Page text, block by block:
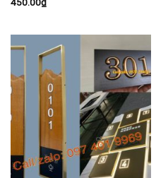
450.00₫